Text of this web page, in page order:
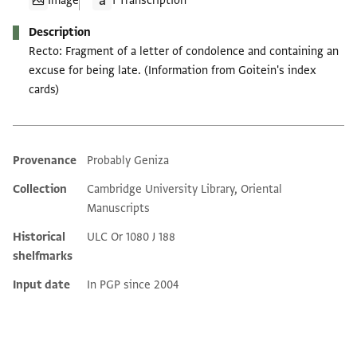
Description
Recto: Fragment of a letter of condolence and containing an
excuse for being late. (Information from Goitein's index
cards)
Additional metadata
Provenance
Probably Geniza
Collection
Cambridge University Library, Oriental
Manuscripts
Historical
shelfmarks
ULC Or 1080 J 188
Input date In PGP since 2004